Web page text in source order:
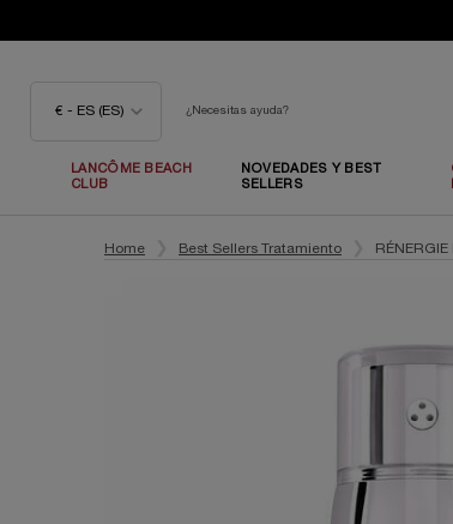
€ - ES (ES) ¿Necesitas ayuda?
LANCÔME BEACH
CLUB
NOVEDADES Y BEST
SELLERS
Home
Best Sellers Tratamiento RÉNERGIE